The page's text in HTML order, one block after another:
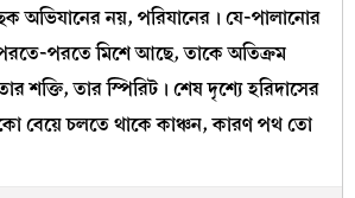
অভিযানের নয়, পরিযানের। যে-পালানোর
পরতে-পরতে মিশে আছে, তাকে অতিক্রম
শক্তি, তার স্পিরিট। শেষ দৃশ্যে হরিদাসের
বেয়ে চলতে থাকে কাঞ্চন, কারণ পথ তো